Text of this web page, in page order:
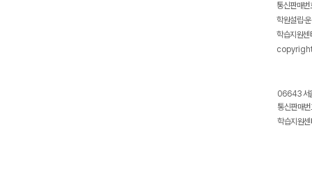
통신판매
학원설립·
학습지원
06643 서
통신판매
학습지원